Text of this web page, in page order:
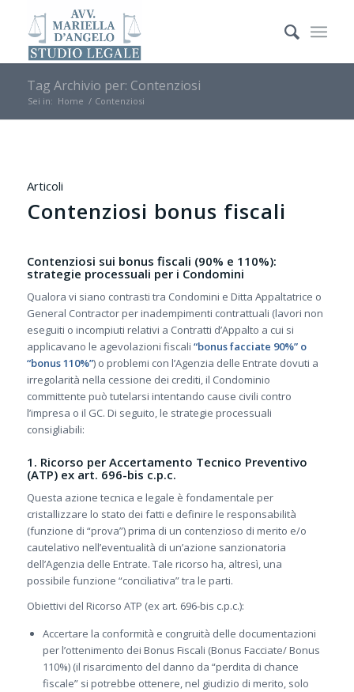
Tag Archivio per: Contenziosi
Sei in: Home / Contenziosi
Articoli
Contenziosi bonus fiscali
Contenziosi sui bonus fiscali (90% e 110%):
strategie processuali per i Condomini
Qualora vi siano contrasti tra Condomini e Ditta Appaltatrice o
General Contractor per inadempimenti contrattuali (lavori non
eseguiti o incompiuti relativi a Contratti d’Appalto a cui si
applicavano le agevolazioni fiscali “bonus facciate 90%” o
“bonus 110%”) o problemi con l’Agenzia delle Entrate dovuti a
irregolarità nella cessione dei crediti, il Condominio
committente può tutelarsi intentando cause civili contro
l’impresa o il GC. Di seguito, le strategie processuali
consigliabili:
1. Ricorso per Accertamento Tecnico Preventivo
(ATP) ex art. 696-bis c.p.c.
Questa azione tecnica e legale è fondamentale per
cristallizzare lo stato dei fatti e definire le responsabilità
(funzione di “prova”) prima di un contenzioso di merito e/o
cautelativo nell’eventualità di un’azione sanzionatoria
dell’Agenzia delle Entrate. Tale ricorso ha, altresì, una
possibile funzione “conciliativa” tra le parti.
Obiettivi del Ricorso ATP (ex art. 696-bis c.p.c.):
Accertare la conformità e congruità delle documentazioni
per l’ottenimento dei Bonus Fiscali (Bonus Facciate/ Bonus
110%) (il risarcimento del danno da “perdita di chance
fiscale” si potrebbe ottenere, nel giudizio di merito, solo